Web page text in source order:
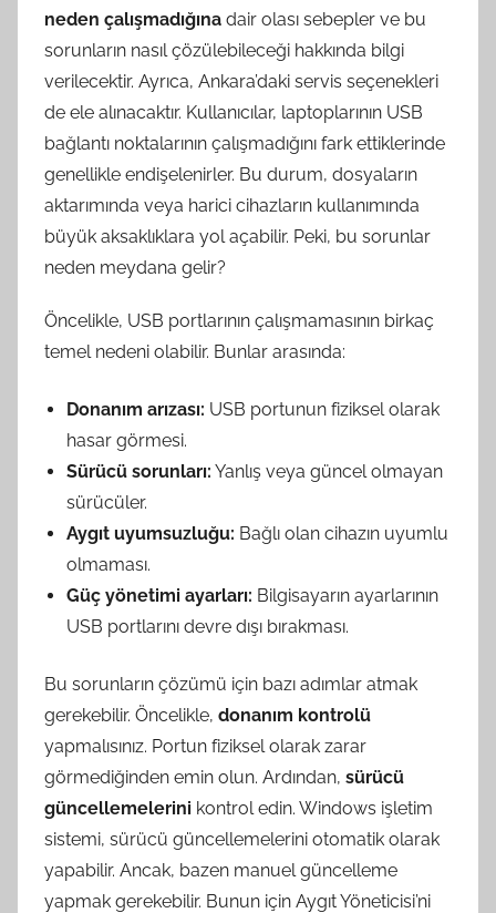
neden çalışmadığına dair olası sebepler ve bu
sorunların nasıl çözülebileceği hakkında bilgi
verilecektir. Ayrıca, Ankara’daki servis seçenekleri
de ele alınacaktır. Kullanıcılar, laptoplarının USB
bağlantı noktalarının çalışmadığını fark ettiklerinde
genellikle endişelenirler. Bu durum, dosyaların
aktarımında veya harici cihazların kullanımında
büyük aksaklıklara yol açabilir. Peki, bu sorunlar
neden meydana gelir?
Öncelikle, USB portlarının çalışmamasının birkaç
temel nedeni olabilir. Bunlar arasında:
Donanım arızası: USB portunun fiziksel olarak
hasar görmesi.
Sürücü sorunları: Yanlış veya güncel olmayan
sürücüler.
Aygıt uyumsuzluğu: Bağlı olan cihazın uyumlu
olmaması.
Güç yönetimi ayarları: Bilgisayarın ayarlarının
USB portlarını devre dışı bırakması.
Bu sorunların çözümü için bazı adımlar atmak
gerekebilir. Öncelikle, donanım kontrolü
yapmalısınız. Portun fiziksel olarak zarar
görmediğinden emin olun. Ardından, sürücü
güncellemelerini kontrol edin. Windows işletim
sistemi, sürücü güncellemelerini otomatik olarak
yapabilir. Ancak, bazen manuel güncelleme
yapmak gerekebilir. Bunun için Aygıt Yöneticisi’ni